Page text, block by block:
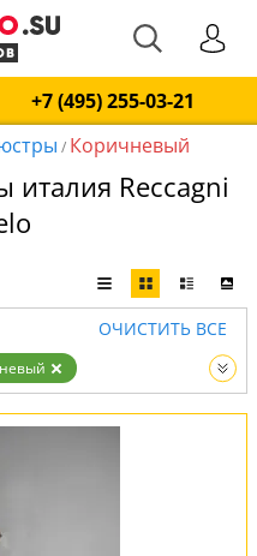
+7 (495) 255-03-21
/ Коричневый
италия Reccagni
ОЧИСТИТЬ ВСЕ